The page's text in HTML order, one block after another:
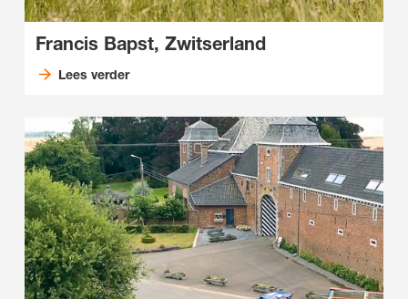
Francis Bapst, Zwitserland
Lees verder